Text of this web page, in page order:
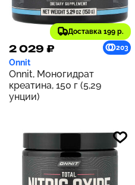
Доставка 199 р.
2 029 ₽ 203
Onnit
Onnit, Моногидрат
креатина, 150 г (5,29
унции)